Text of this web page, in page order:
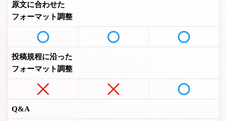
原文に合わせた
フォーマット調整
投稿規程に沿った
フォーマット調整
Q&A